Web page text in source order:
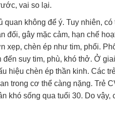
vai so lại.
không để ý. Tuy nhiên, có
đối, gây mặc cảm, hạn chế
xẹp, chèn ép như tim, phổi.
suy tim, phù, khó thở. Ở
hiệu chèn ép thần kinh. Các
trong cơ thể càng nặng. Trẻ
khó sống qua tuổi 30. Do vậy,